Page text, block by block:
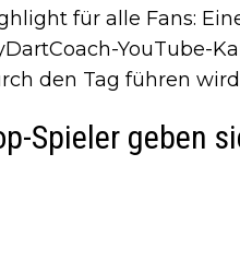
für alle Fans:
YouTube-
den Tag führen
Spieler geben